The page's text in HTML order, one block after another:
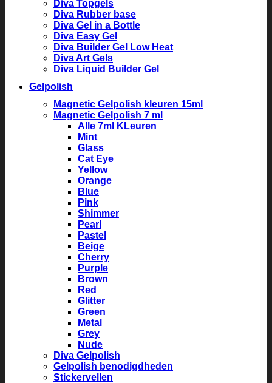
Diva Topgels
Diva Rubber base
Diva Gel in a Bottle
Diva Easy Gel
Diva Builder Gel Low Heat
Diva Art Gels
Diva Liquid Builder Gel
Gelpolish
Magnetic Gelpolish kleuren 15ml
Magnetic Gelpolish 7 ml
Alle 7ml KLeuren
Mint
Glass
Cat Eye
Yellow
Orange
Blue
Pink
Shimmer
Pearl
Pastel
Beige
Cherry
Purple
Brown
Red
Glitter
Green
Metal
Grey
Nude
Diva Gelpolish
Gelpolish benodigdheden
Stickervellen